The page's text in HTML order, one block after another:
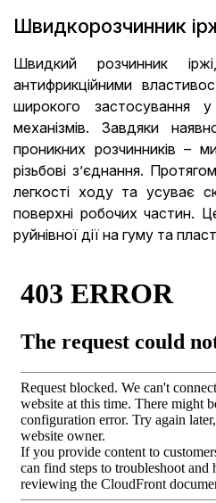
Швидкорозчинник
Швидкий розчинник
антифрикційними
широкого застосування
механізмів. Завдяки
проникних розчинників –
різьбові з’єднання.
легкості ходу та усуває
поверхні робочих частин.
руйнівної дії на гуму та